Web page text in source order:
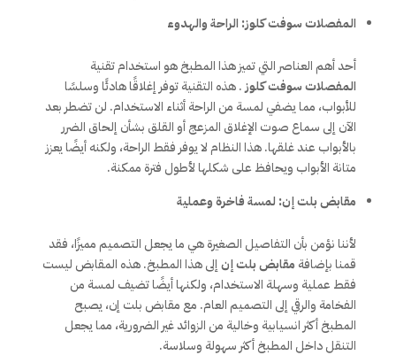
المفصلات سوفت كلوز: الراحة والهدوء
أحد أهم العناصر التي تميز هذا المطبخ هو استخدام تقنية
المفصلات سوفت كلوز. هذه التقنية توفر إغلاقًا هادئًا وسلسًا
للأبواب، مما يضفي لمسة من الراحة أثناء الاستخدام. لن تضطر بعد
الآن إلى سماع صوت الإغلاق المزعج أو القلق بشأن إلحاق الضرر
بالأبواب عند غلقها. هذا النظام لا يوفر فقط الراحة، ولكنه أيضًا يعزز
متانة الأبواب ويحافظ على شكلها لأطول فترة ممكنة.
مقابض بلت إن: لمسة فاخرة وعملية
لأننا نؤمن بأن التفاصيل الصغيرة هي ما يجعل التصميم مميزًا، فقد
قمنا بإضافة مقابض بلت إن إلى هذا المطبخ. هذه المقابض ليست
فقط عملية وسهلة الاستخدام، ولكنها أيضًا تضيف لمسة من
الفخامة والرقي إلى التصميم العام. مع مقابض بلت إن، يصبح
المطبخ أكثر انسيابية وخالية من الزوائد غير الضرورية، مما يجعل
التنقل داخل المطبخ أكثر سهولة وسلاسة.